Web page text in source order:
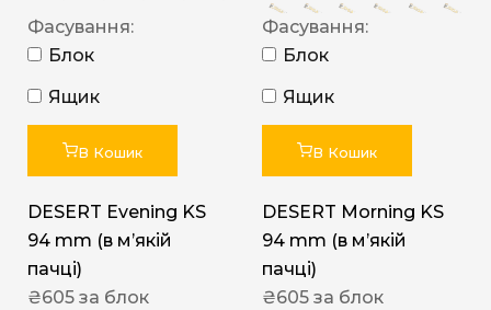
Фасування:
Блок
Ящик
В Кошик
DESERT Evening KS
94 mm (в мʼякій
пачці)
₴605 за блок
Фасування:
Блок
Ящик
В Кошик
DESERT Morning KS
94 mm (в мʼякій
пачці)
₴605 за блок